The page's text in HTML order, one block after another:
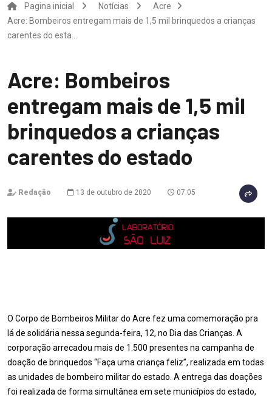
Pagina inicial Notícias
Acre
Acre: Bombeiros entregam mais de 1,5 mil brinquedos a crianças
carentes do esta...
Acre: Bombeiros
entregam mais de 1,5 mil
brinquedos a crianças
carentes do estado
Redação 13 de outubro de 2020 07:05
O Corpo de Bombeiros Militar do Acre fez uma comemoração pra
lá de solidária nessa segunda-feira, 12, no Dia das Crianças. A
corporação arrecadou mais de 1.500 presentes na campanha de
doação de brinquedos “Faça uma criança feliz”, realizada em todas
as unidades de bombeiro militar do estado. A entrega das doações
foi realizada de forma simultânea em sete municípios do estado,